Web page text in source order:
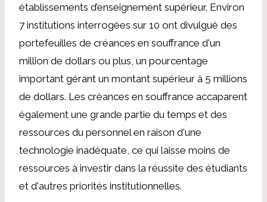
établissements d’enseignement supérieur. Environ
7 institutions interrogées sur 10 ont divulgué des
portefeuilles de créances en souffrance d'un
million de dollars ou plus, un pourcentage
important gérant un montant supérieur à 5 millions
de dollars. Les créances en souffrance accaparent
également une grande partie du temps et des
ressources du personnel en raison d'une
technologie inadéquate, ce qui laisse moins de
ressources à investir dans la réussite des étudiants
et d'autres priorités institutionnelles.